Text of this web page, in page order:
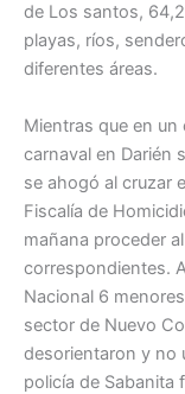
de Los santos,
playas, ríos,
diferentes áreas.
Mientras que en un
carnaval en Darién
se ahogó al cruzar
Fiscalía de
mañana proceder
correspondientes.
Nacional 6
sector de Nuevo
desorientaron y no
policía de Sabanita